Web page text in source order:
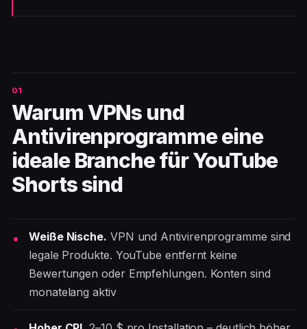
Warum VPNs und
Antivirenprogramme eine
ideale Branche für YouTube
Shorts sind
Weiße Nische. VPN und Antivirenprogramme sind
legale Produkte. YouTube entfernt keine
Bewertungen oder Empfehlungen. Konten sind
monatelang aktiv